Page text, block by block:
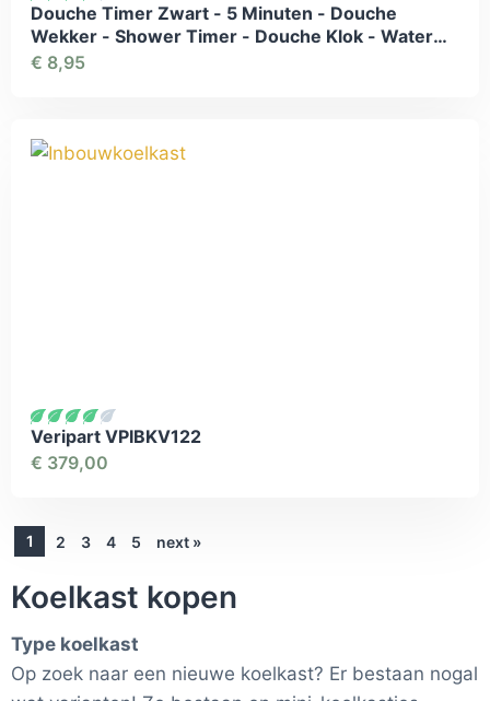
Douche Timer Zwart - 5 Minuten - Douche
Wekker - Shower Timer - Douche Klok - Water
besparend - Milieubewust
€ 8,95
Veripart VPIBKV122
€ 379,00
1 2 3 4 5 next »
Koelkast kopen
Type koelkast
Op zoek naar een nieuwe koelkast? Er bestaan nogal